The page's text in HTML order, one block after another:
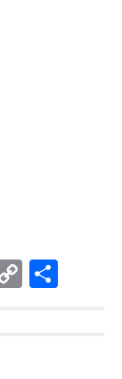
Copy